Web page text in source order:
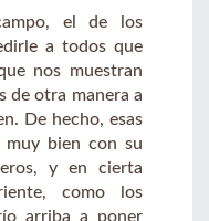
el de los
a todos que
nos muestran
de otra manera a
De hecho, esas
muy bien con su
y en cierta
como los
arriba a poner